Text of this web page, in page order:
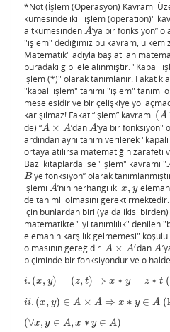
*Not (İşlem (Operasyon) Kavramı
kümesinde ikili işlem (operation)"
altkümesinden A
A’ya bir fonksiyon”
"işlem" dediğimiz bu kavram,
Matematik" adıyla başlatılan
buradaki gibi ele alınmıştır. "Kapalı
işlem (*)" olarak tanımlanır. Fakat
"kapalı işlem" tanımı "işlem"
meselesidir ve bir çelişkiye yol
karışılmaz! Fakat “işlem” kavramı (A
(A´
de) “A × A
A× A ’danA
A’ya bir fonksiyon"
ardından aynı tanım verilerek
ortaya atılırsa matematiğin zarafeti
Bazı kitaplarda ise "işlem" kavramı "
B
B'ye fonksiyon” olarak
işlemi A
A’nın herhangi ikix, y
x,y
de tanımlı olmasını
için bunlardan biri (ya da ikisi birden)
matematikte "iyi tanımlılık" denilen
elemanın karşılık gelmemesi"
olmasının gereğidir. A × A′
A× A′ danA
A
biçiminde bir fonksiyondur ve o
i. (x, y) = (z, t) ⇒ x ∗ y = z ∗ t
i.(x ,y)=(z t)⇒ x∗y =z ∗t (iyi
ii. (x, y) ∈ A × A ⇒ x ∗ y ∈ A
ii (x y)∈A ×A ⇒x∗y ∈ A
(∀x, y ∈ A, x ∗ y ∈ A)
(∀x ,y∈A,x∗y∈A)